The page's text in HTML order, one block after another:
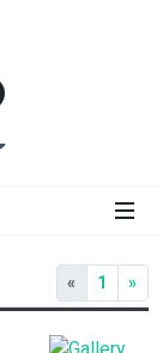
« 1 »